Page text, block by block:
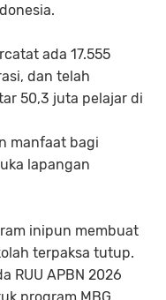
ada 17.555
dan telah
50,3 juta pelajar di
manfaat bagi
lapangan
inipun membuat
terpaksa tutup.
RUU APBN 2026
program MBG